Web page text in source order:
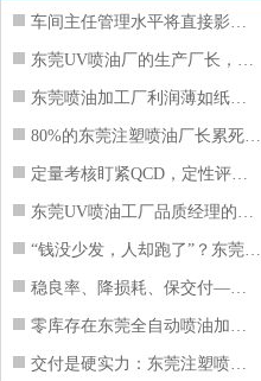
车间主任管理水平将直接影响东莞注塑件
东莞UV喷油厂的生产厂长，到底在给工
东莞喷油加工厂利润薄如纸？这四项基本
80%的东莞注塑喷油厂长累死累活，利
定量考核盯紧QCD，定性评价看好配合
东莞UV喷油工厂品质经理的四项核心管
“钱没少发，人却跑了”？东莞注塑喷油
稳良率、降损耗、保交付——东莞这家U
零库存在东莞全自动喷油加工厂不可行的
交付是硬实力：东莞注塑喷油厂如何用齐